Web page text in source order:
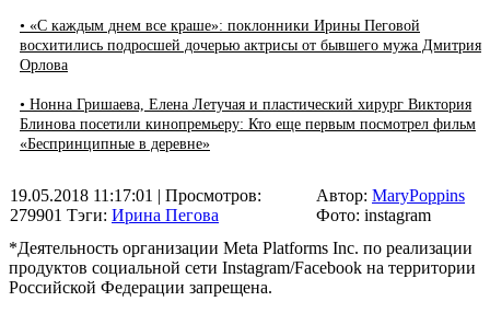
• «С каждым днем все краше»: поклонники Ирины Пеговой
восхитились подросшей дочерью актрисы от бывшего мужа Дмитрия
Орлова
• Нонна Гришаева, Елена Летучая и пластический хирург Виктория
Блинова посетили кинопремьеру: Кто еще первым посмотрел фильм
«Беспринципные в деревне»
19.05.2018 11:17:01 | Просмотров:
279901 Тэги: Ирина Пегова
Автор: MaryPoppins
Фото: instagram
*Деятельность организации Meta Platforms Inc. по реализации
продуктов социальной сети Instagram/Facebook на территории
Российской Федерации запрещена.